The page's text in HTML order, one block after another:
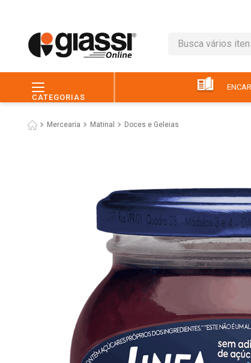
Busca vários itens
CATEGORIAS
Mercearia Matinal Doces e Geleias
leite
6º
º macarrão
8º iogurte
9º ovo
10º arroz